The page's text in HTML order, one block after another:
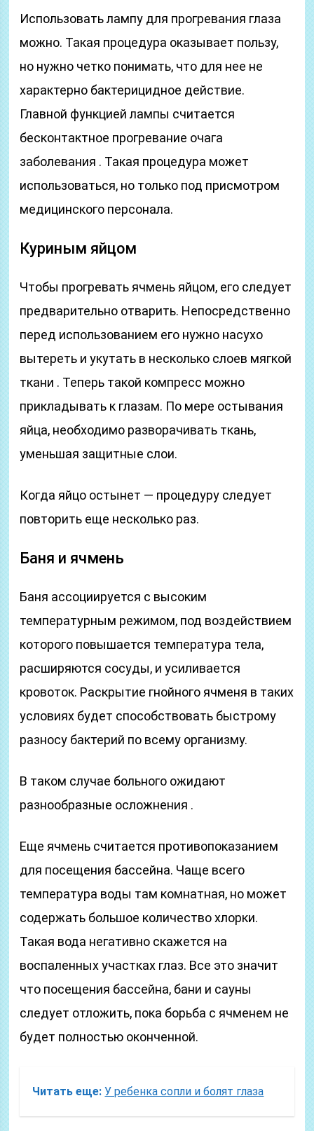
Использовать лампу для прогревания глаза
можно. Такая процедура оказывает пользу,
но нужно четко понимать, что для нее не
характерно бактерицидное действие.
Главной функцией лампы считается
бесконтактное прогревание очага
заболевания . Такая процедура может
использоваться, но только под присмотром
медицинского персонала.
Куриным яйцом
Чтобы прогревать ячмень яйцом, его следует
предварительно отварить. Непосредственно
перед использованием его нужно насухо
вытереть и укутать в несколько слоев мягкой
ткани . Теперь такой компресс можно
прикладывать к глазам. По мере остывания
яйца, необходимо разворачивать ткань,
уменьшая защитные слои.
Когда яйцо остынет — процедуру следует
повторить еще несколько раз.
Баня и ячмень
Баня ассоциируется с высоким
температурным режимом, под воздействием
которого повышается температура тела,
расширяются сосуды, и усиливается
кровоток. Раскрытие гнойного ячменя в таких
условиях будет способствовать быстрому
разносу бактерий по всему организму.
В таком случае больного ожидают
разнообразные осложнения .
Еще ячмень считается противопоказанием
для посещения бассейна. Чаще всего
температура воды там комнатная, но может
содержать большое количество хлорки.
Такая вода негативно скажется на
воспаленных участках глаз. Все это значит
что посещения бассейна, бани и сауны
следует отложить, пока борьба с ячменем не
будет полностью оконченной.
Читать еще: У ребенка сопли и болят глаза